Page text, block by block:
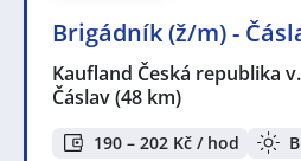
Brigádník (ž/m) -
Kaufland Česká republika
Čáslav(48 km)
190 – 202 Kč / hod